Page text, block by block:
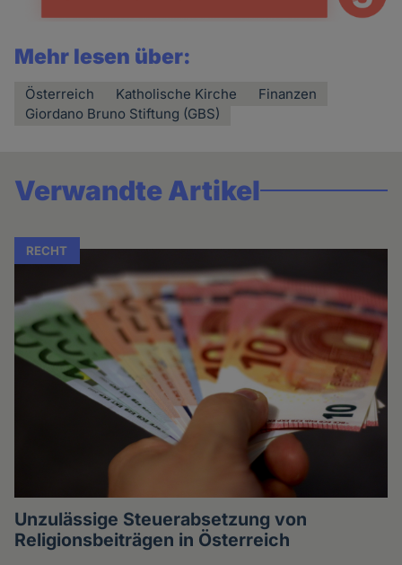
Mehr lesen über:
Österreich Katholische Kirche
Finanzen
Giordano Bruno Stiftung (GBS)
Verwandte Artikel
RECHT
Unzulässige Steuerabsetzung von
Religionsbeiträgen in Österreich